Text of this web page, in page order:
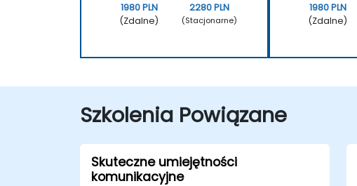
1980 PLN
(Zdalne)
2280 PLN
(Stacjonarne)
1980 PLN
(Zdalne)
Szkolenia Powiązane
Skuteczne umiejętności
komunikacyjne